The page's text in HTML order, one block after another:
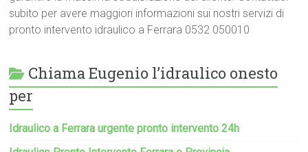
subito per avere maggiori informazioni sui nostri servizi di
pronto intervento idraulico a Ferrara 0532 050010
Chiama Eugenio l’idraulico onesto
per
Idraulico a Ferrara urgente pronto intervento 24h